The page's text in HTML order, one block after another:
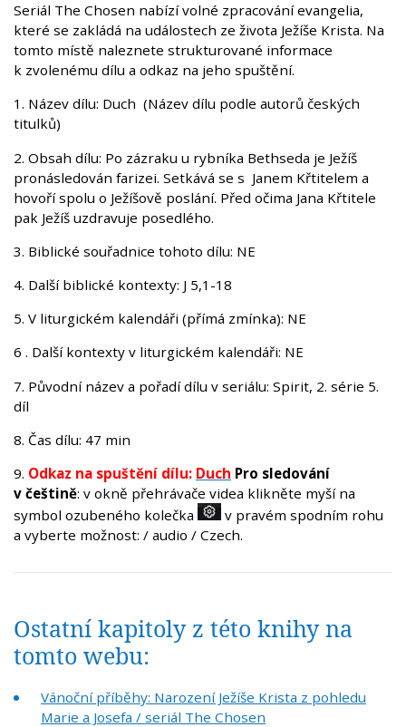
Seriál The Chosen nabízí volné zpracování evangelia,
které se zakládá na událostech ze života Ježíše Krista. Na
tomto místě naleznete strukturované informace
k zvolenému dílu a odkaz na jeho spuštění.
1. Název dílu: Duch (Název dílu podle autorů českých
titulků)
2. Obsah dílu: Po zázraku u rybníka Bethseda je Ježíš
pronásledován farizei. Setkává se s Janem Křtitelem a
hovoří spolu o Ježíšově poslání. Před očima Jana Křtitele
pak Ježíš uzdravuje posedlého.
3. Biblické souřadnice tohoto dílu: NE
4. Další biblické kontexty: J 5,1-18
5. V liturgickém kalendáři (přímá zmínka): NE
6 . Další kontexty v liturgickém kalendáři: NE
7. Původní název a pořadí dílu v seriálu: Spirit, 2. série 5.
díl
8. Čas dílu: 47 min
9. Odkaz na spuštění dílu: Duch Pro sledování
v češtině: v okně přehrávače videa klikněte myší na
symbol ozubeného kolečka
v pravém spodním rohu
a vyberte možnost: / audio / Czech.
Ostatní kapitoly z této knihy na
tomto webu:
Vánoční příběhy: Narození Ježíše Krista z pohledu
Marie a Josefa / seriál The Chosen